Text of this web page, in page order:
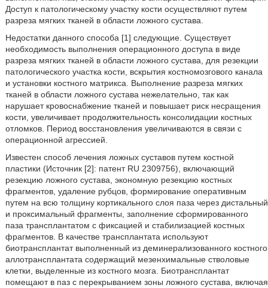
Доступ к патологическому участку кости осуществляют путем
разреза мягких тканей в области ложного сустава.
Недостатки данного способа [1] следующие. Существует
необходимость выполнения операционного доступа в виде
разреза мягких тканей в области ложного сустава, для резекции
патологического участка кости, вскрытия костномозгового канала
и установки костного матрикса. Выполнение разреза мягких
тканей в области ложного сустава нежелательно, так как
нарушает кровоснабжение тканей и повышает риск несращения
кости, увеличивает продолжительность консолидации костных
отломков. Период восстановления увеличиваются в связи с
операционной агрессией.
Известен способ лечения ложных суставов путем костной
пластики (Источник [2]: патент RU 2309756), включающий
резекцию ложного сустава, экономную резекцию костных
фрагментов, удаление рубцов, формирование оперативным
путем на всю толщину кортикального слоя паза через дистальный
и проксимальный фрагменты, заполнение сформированного
паза трансплантатом с фиксацией и стабилизацией костных
фрагментов. В качестве трансплантата используют
биотрансплантат выполненный из деминерализованного костного
аллотрансплантата содержащий мезенхимальные стволовые
клетки, выделенные из костного мозга. Биотрансплантат
помещают в паз с перекрыванием зоны ложного сустава, включая